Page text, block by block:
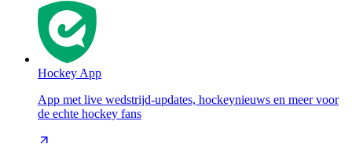
Hockey App
App met live wedstrijd-updates, hockeynieuws en meer voor
de echte hockey fans